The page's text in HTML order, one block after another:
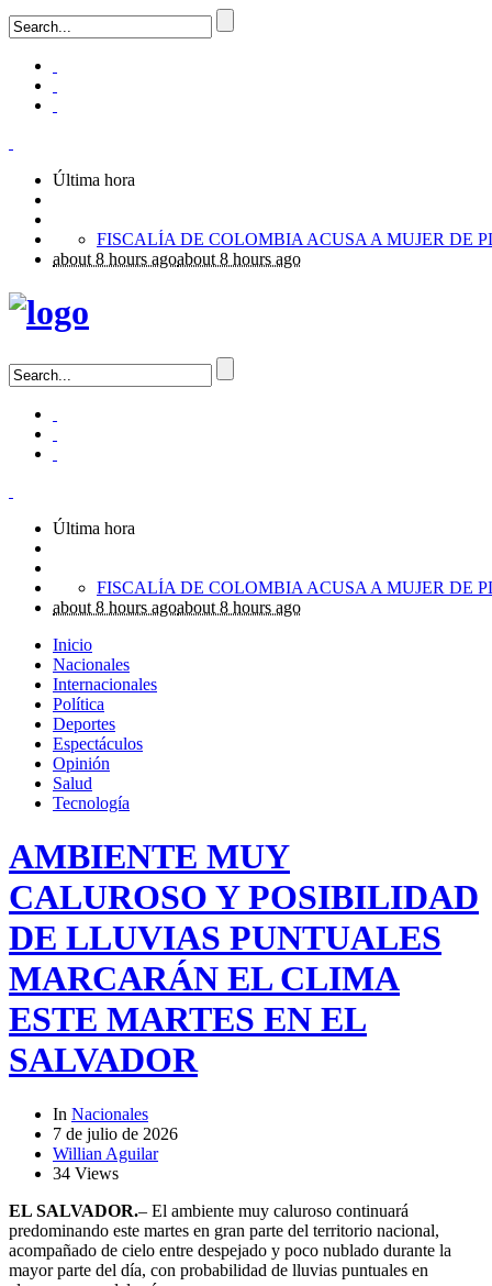
Última hora
about 8 hours agoabout 8 hours ago
Última hora
about 8 hours agoabout 8 hours ago
Inicio
Nacionales
Internacionales
Política
Deportes
Espectáculos
Opinión
Salud
Tecnología
AMBIENTE MUY
CALUROSO Y POSIBILIDAD
DE LLUVIAS PUNTUALES
MARCARÁN EL CLIMA
ESTE MARTES EN EL
SALVADOR
In Nacionales
7 de julio de 2026
Willian Aguilar
34 Views
EL SALVADOR.– El ambiente muy caluroso continuará
predominando este martes en gran parte del territorio nacional,
acompañado de cielo entre despejado y poco nublado durante la
mayor parte del día, con probabilidad de lluvias puntuales en